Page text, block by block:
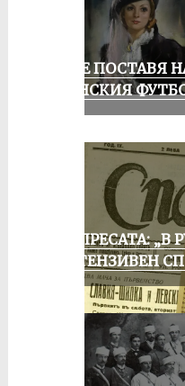
РУСЕ ПОСТАВЯ
ЖЕНСКИЯ
ОТ ПРЕСАТА: „В
ИНТЕНЗИВЕН